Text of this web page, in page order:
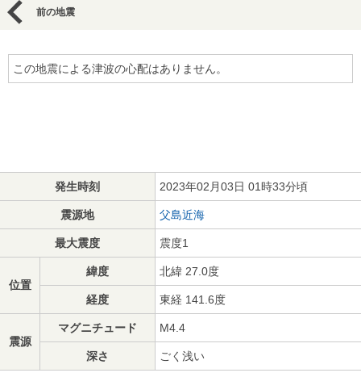
前の地震
この地震による津波の心配はありません。
発生時刻 2023年02月03日 01時33分頃
震源地 父島近海
最大震度 震度1
位置
緯度 北緯 27.0度
経度 東経 141.6度
震源
マグニチュード M4.4
深さ ごく浅い